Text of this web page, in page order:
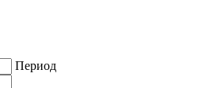
Период